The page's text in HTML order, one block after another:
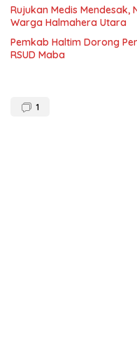
Rujukan Medis Mendesak,
Warga Halmahera Utara
Pemkab Haltim Dorong
RSUD Maba
1